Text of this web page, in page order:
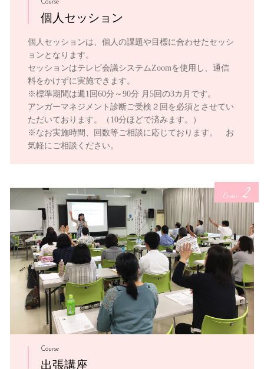
Course
個人セッション
個人セッションは、個人の課題や目標に合わせたセッシ
ョンとなります。
セッションはテレビ会議システムZoomを使用し、通信
料をかけずに実施できます。
※標準期間は週1回60分～90分 月5回の3カ月です。
アンガーマネジメント診断ご受検２回を必須とさせてい
ただいております。（10分ほどで済みます。）
※なお実施時間、回数等ご相談に応じております。 お
気軽にご相談ください。
Course 2
Course
出張講座